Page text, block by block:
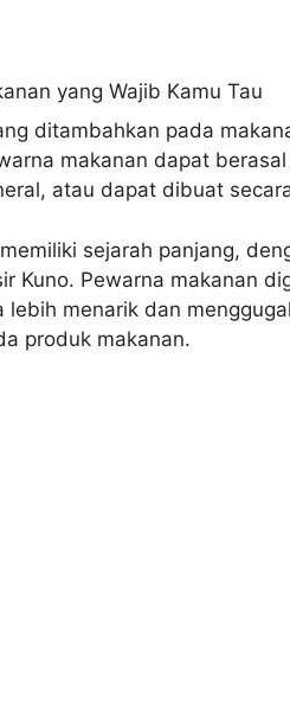
ditambahkan pada
makanan dapat
atau dapat dibuat
sejarah panjang,
Kuno. Pewarna makanan
menarik dan
produk makanan.